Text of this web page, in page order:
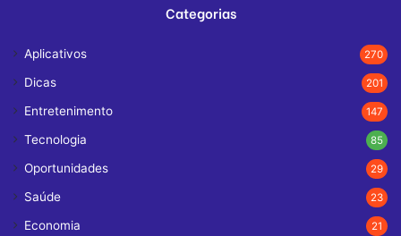
Categorias
Aplicativos 270
Dicas 201
Entretenimento 147
Tecnologia 85
Oportunidades 29
Saúde 23
Economia 21